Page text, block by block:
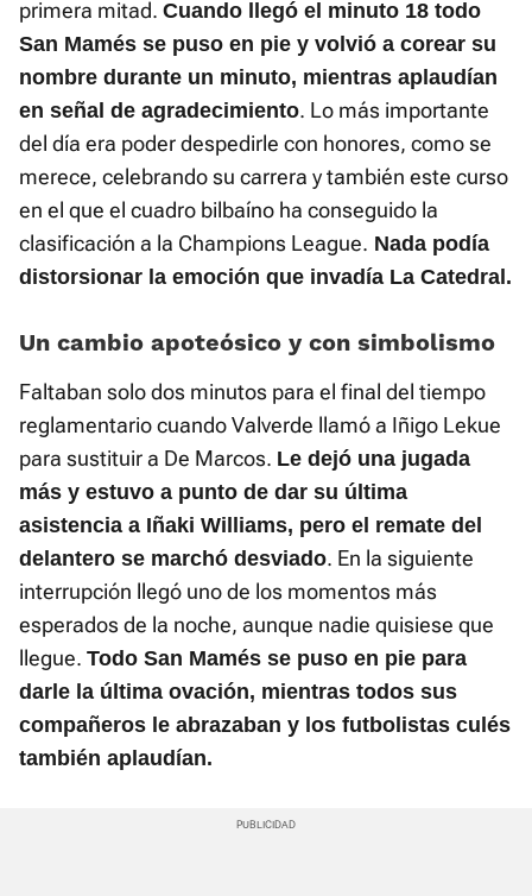
primera mitad. Cuando llegó el minuto 18 todo
San Mamés se puso en pie y volvió a corear su
nombre durante un minuto, mientras aplaudían
en señal de agradecimiento. Lo más importante
del día era poder despedirle con honores, como se
merece, celebrando su carrera y también este curso
en el que el cuadro bilbaíno ha conseguido la
clasificación a la Champions League. Nada podía
distorsionar la emoción que invadía La Catedral.
Un cambio apoteósico y con simbolismo
Faltaban solo dos minutos para el final del tiempo
reglamentario cuando Valverde llamó a Iñigo Lekue
para sustituir a De Marcos. Le dejó una jugada
más y estuvo a punto de dar su última
asistencia a Iñaki Williams, pero el remate del
delantero se marchó desviado. En la siguiente
interrupción llegó uno de los momentos más
esperados de la noche, aunque nadie quisiese que
llegue. Todo San Mamés se puso en pie para
darle la última ovación, mientras todos sus
compañeros le abrazaban y los futbolistas culés
también aplaudían.